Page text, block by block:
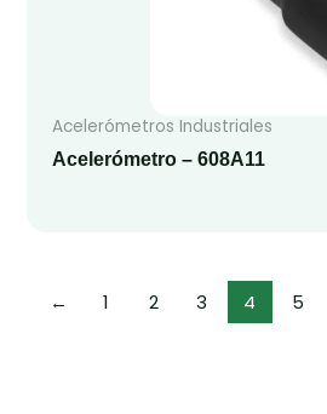
Acelerómetros Industriales
Acelerómetro – 608A11
← 1 2 3 4 5